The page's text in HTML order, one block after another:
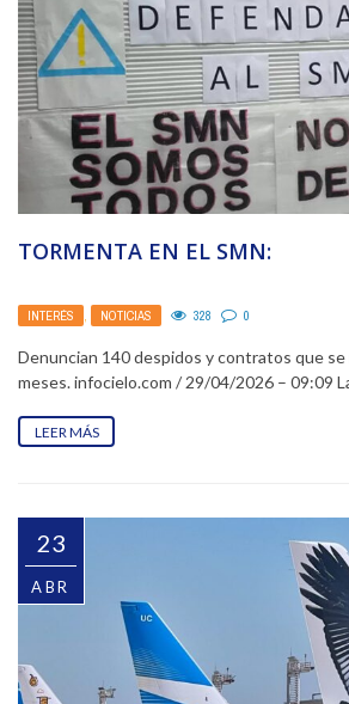
TORMENTA EN EL SMN:
INTERÉS , NOTICIAS 328 0
Denuncian 140 despidos y contratos que
meses. infocielo.com / 29/04/2026 – 09:09
LEER MÁS
23
ABR